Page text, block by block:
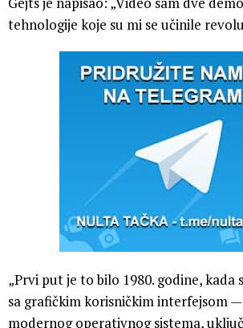
tehnologije koje su mi se učinile
„Prvi put je to bilo 1980. godine, kada
sa grafičkim korisničkim interfejsom
modernog operativnog sistema,